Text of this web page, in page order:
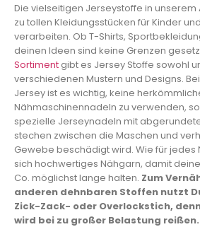
Die vielseitigen Jerseystoffe in
zu tollen Kleidungsstücken für Kinder
verarbeiten. Ob T-Shirts,
deinen Ideen sind keine Grenzen
Sortiment gibt es Jersey Stoffe sowohl
verschiedenen Mustern und Designs.
Jersey ist es wichtig, keine
Nähmaschinennadeln zu verwenden,
spezielle Jerseynadeln mit
stechen zwischen die Maschen und
Gewebe beschädigt wird. Wie für
sich hochwertiges Nähgarn, damit
Co. möglichst lange halten. Zum
anderen dehnbaren Stoffen nutzt
Zick-Zack- oder Overlockstich,
wird bei zu großer Belastung reißen.